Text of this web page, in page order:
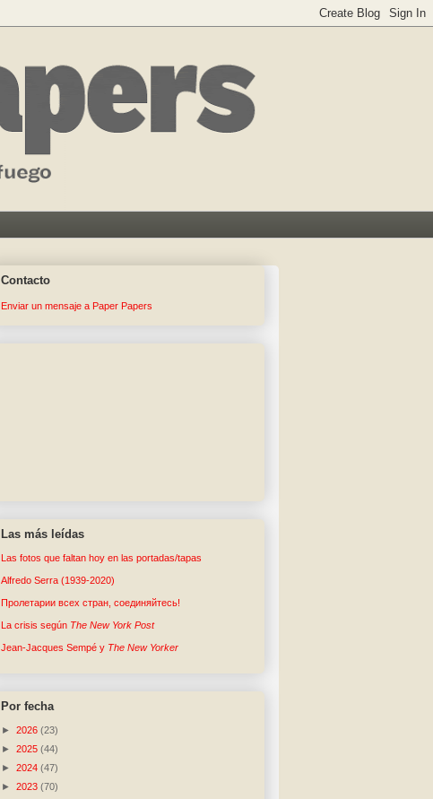
Contacto
Enviar un mensaje a Paper Papers
Las más leídas
Las fotos que faltan hoy en las portadas/tapas
Alfredo Serra (1939-2020)
Пролетарии всех стран, соединяйтесь!
La crisis según The New York Post
Jean-Jacques Sempé y The New Yorker
Por fecha
► 2026 (23)
► 2025 (44)
► 2024 (47)
► 2023 (70)